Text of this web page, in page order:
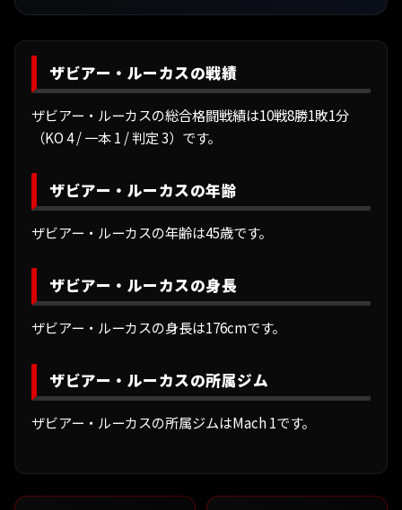
ザビアー・ルーカスの戦績
ザビアー・ルーカスの総合格闘戦績は10戦8勝1敗1分
（KO 4 / 一本 1 / 判定 3）です。
ザビアー・ルーカスの年齢
ザビアー・ルーカスの年齢は45歳です。
ザビアー・ルーカスの身長
ザビアー・ルーカスの身長は176cmです。
ザビアー・ルーカスの所属ジム
ザビアー・ルーカスの所属ジムはMach 1です。